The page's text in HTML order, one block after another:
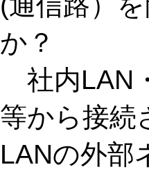
か？
社内LAN
等から接続
LANの外部